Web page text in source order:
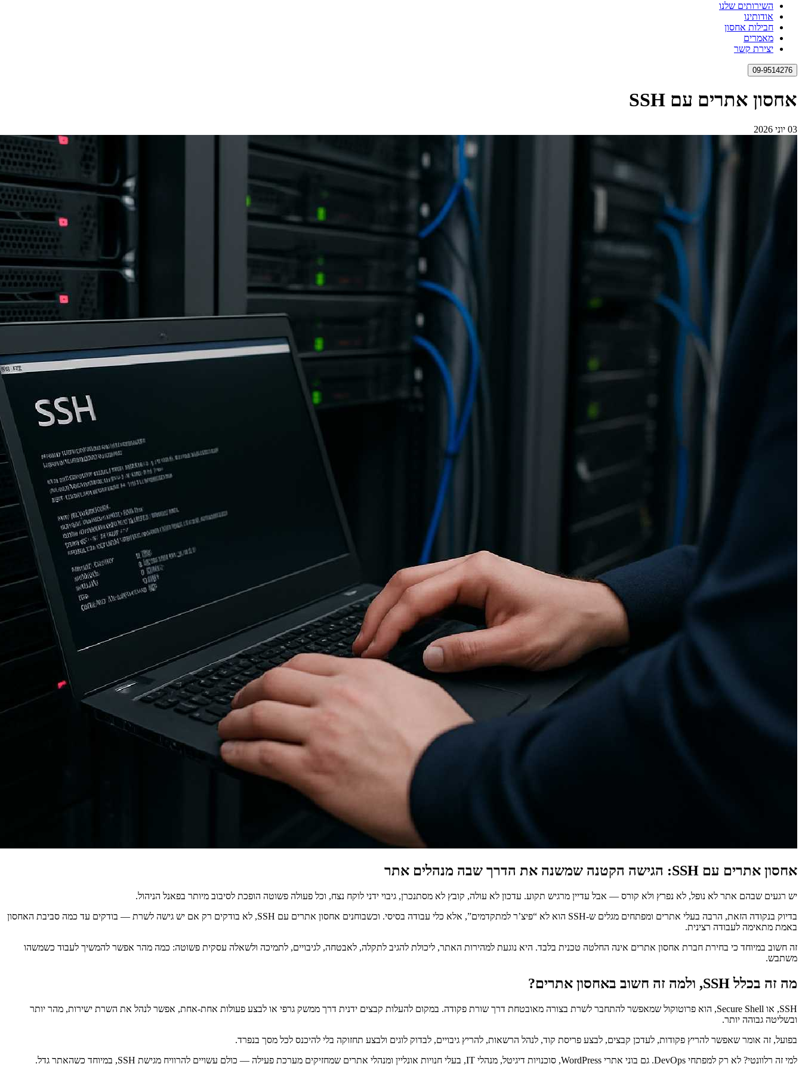
השירותים שלנו
אודותינו
חבילות אחסון
מאמרים
יצירת קשר
09-9514276
אחסון אתרים עם SSH
03 יוני 2026
אחסון אתרים עם SSH: הגישה הקטנה שמשנה את הדרך שבה מנהלים אתר
יש רגעים שבהם אתר לא נופל, לא נפרץ ולא קורס — אבל עדיין מרגיש תקוע. עדכון לא עולה, קובץ לא מסתנכרן, גיבוי ידני לוקח נצח, וכל פעולה פשוטה הופכת לסיבוב מיותר בפאנל הניהול.
בדיוק בנקודה הזאת, הרבה בעלי אתרים ומפתחים מגלים ש-SSH הוא לא “פיצ’ר למתקדמים”, אלא כלי עבודה בסיסי. וכשבוחנים אחסון אתרים עם SSH, לא בודקים רק אם יש גישה לשרת — בודקים עד כמה סביבת האחסון
באמת מתאימה לעבודה רצינית.
זה חשוב במיוחד כי בחירת חברת אחסון אתרים אינה החלטה טכנית בלבד. היא נוגעת למהירות האתר, ליכולת להגיב לתקלה, לאבטחה, לגיבויים, לתמיכה ולשאלה עסקית פשוטה: כמה מהר אפשר להמשיך לעבוד כשמשהו
משתבש.
מה זה בכלל SSH, ולמה זה חשוב באחסון אתרים?
SSH, או Secure Shell, הוא פרוטוקול שמאפשר להתחבר לשרת בצורה מאובטחת דרך שורת פקודה. במקום להעלות קבצים ידנית דרך ממשק גרפי או לבצע פעולות אחת-אחת, אפשר לנהל את השרת ישירות, מהר יותר
ובשליטה גבוהה יותר.
בפועל, זה אומר שאפשר להריץ פקודות, לעדכן קבצים, לבצע פריסת קוד, לנהל הרשאות, להריץ גיבויים, לבדוק לוגים ולבצע תחזוקה בלי להיכנס לכל מסך בנפרד.
למי זה רלוונטי? לא רק למפתחי DevOps. גם בוני אתרי WordPress, סוכנויות דיגיטל, מנהלי IT, בעלי חנויות אונליין ומנהלי אתרים שמחזיקים מערכת פעילה — כולם עשויים להרוויח מגישת SSH, במיוחד כשהאתר גדל.